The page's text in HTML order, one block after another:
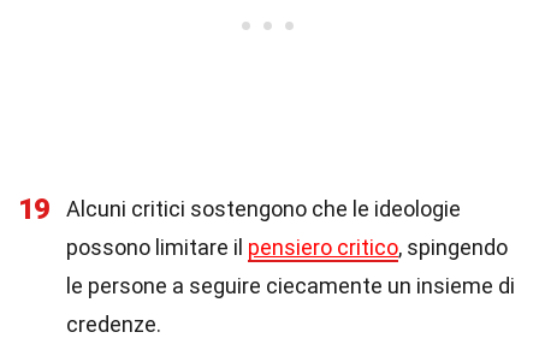
19
Alcuni critici sostengono che le ideologie
possono limitare il pensiero critico, spingendo
le persone a seguire ciecamente un insieme di
credenze.